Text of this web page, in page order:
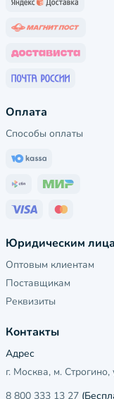
Оплата
Способы оплаты
Юридическим
Оптовым клиентам
Поставщикам
Реквизиты
Контакты
Адрес
г. Москва, м.
8 800 333 13 27